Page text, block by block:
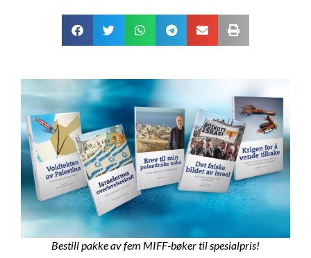
Bestill pakke av fem MIFF-bøker til spesialpris!